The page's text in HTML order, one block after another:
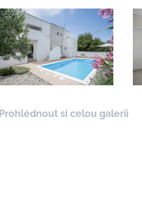
Prohlédnout si celou galerii